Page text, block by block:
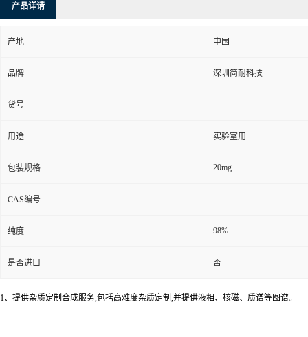
产品详请
产地 中国
品牌 深圳简耐科技
货号
用途 实验室用
包装规格 20mg
CAS编号
纯度 98%
是否进口 否
1、提供杂质定制合成服务,包括高难度杂质定制,并提供液相、核磁、质谱等图谱。